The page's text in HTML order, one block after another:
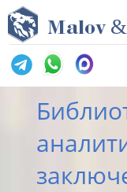
Malov &